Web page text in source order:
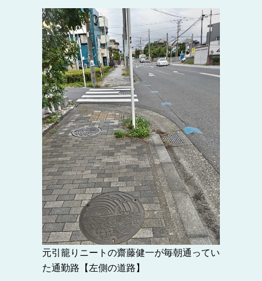
元引籠りニートの齋藤健一が毎朝通ってい
た通勤路【左側の道路】